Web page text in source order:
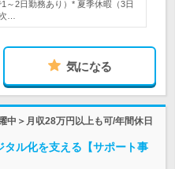
～2日勤務あり）* 夏季休暇（3日
…
気になる
中＞月収28万円以上も可/年間休日
ル化を支える【サポート事